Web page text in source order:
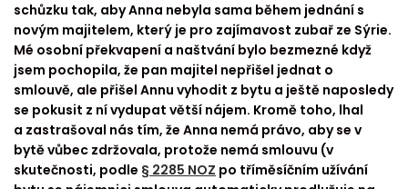
schůzku tak, aby Anna nebyla sama během jednání s
novým majitelem, který je pro zajímavost zubař ze Sýrie.
Mé osobní překvapení a naštvání bylo bezmezné když
jsem pochopila, že pan majitel nepřišel jednat o
smlouvě, ale přišel Annu vyhodit z bytu a ještě naposledy
se pokusit z ní vydupat větší nájem. Kromě toho, lhal
a zastrašoval nás tím, že Anna nemá právo, aby se v
bytě vůbec zdržovala, protože nemá smlouvu (v
skutečnosti, podle § 2285 NOZ po tříměsíčním užívání